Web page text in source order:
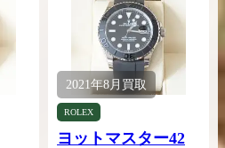
2021年8月 買取
ROLEX
ヨットマスター42